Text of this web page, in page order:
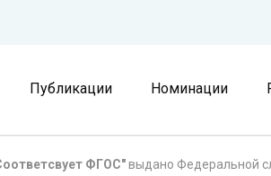
Публикации Номинации
ФГОС"выдано Федеральной